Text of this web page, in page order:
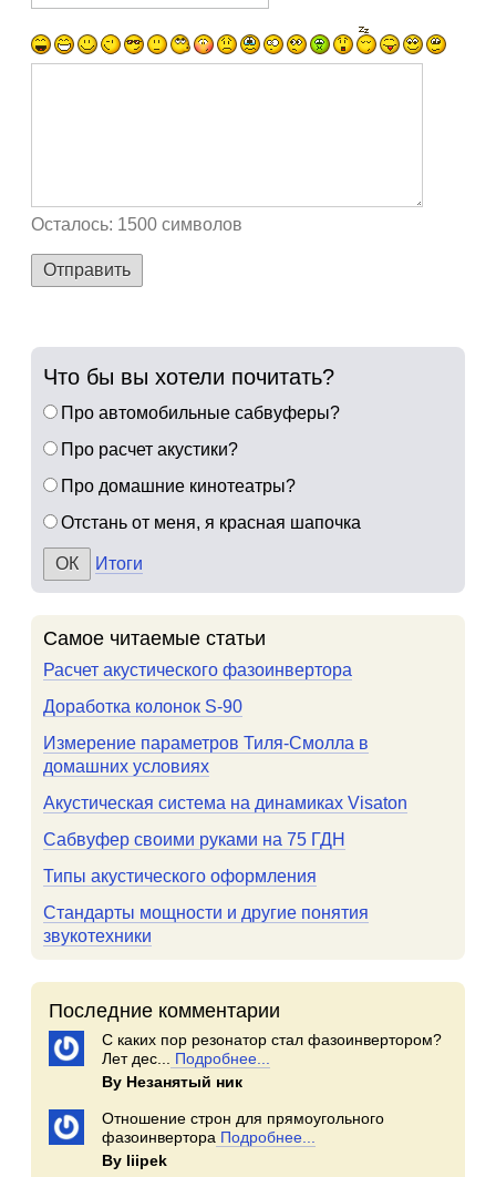
Осталось: 1500 символов
Отправить
Что бы вы хотели почитать?
Про автомобильные сабвуферы?
Про расчет акустики?
Про домашние кинотеатры?
Отстань от меня, я красная шапочка
Итоги
Самое читаемые статьи
Расчет акустического фазоинвертора
Доработка колонок S-90
Измерение параметров Тиля-Смолла в
домашних условиях
Акустическая система на динамиках Visaton
Сабвуфер своими руками на 75 ГДН
Типы акустического оформления
Стандарты мощности и другие понятия
звукотехники
Последние комментарии
С каких пор резонатор стал фазоинвертором?
Лет дес...
Подробнее...
By Незанятый ник
Отношение строн для прямоугольного
фазоинвертора Подробнее...
By Iiipek